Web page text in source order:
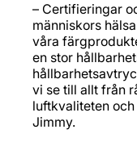
– Certifieringar
människors
våra
en stor
vi se till allt från
luftkvaliteten
Jimmy.